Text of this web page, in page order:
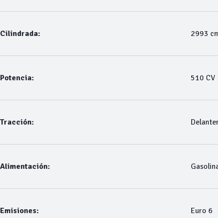
Cilindrada: 2993
Potencia: 510 CV
Tracción:
Alimentación:
Emisiones: Euro 6